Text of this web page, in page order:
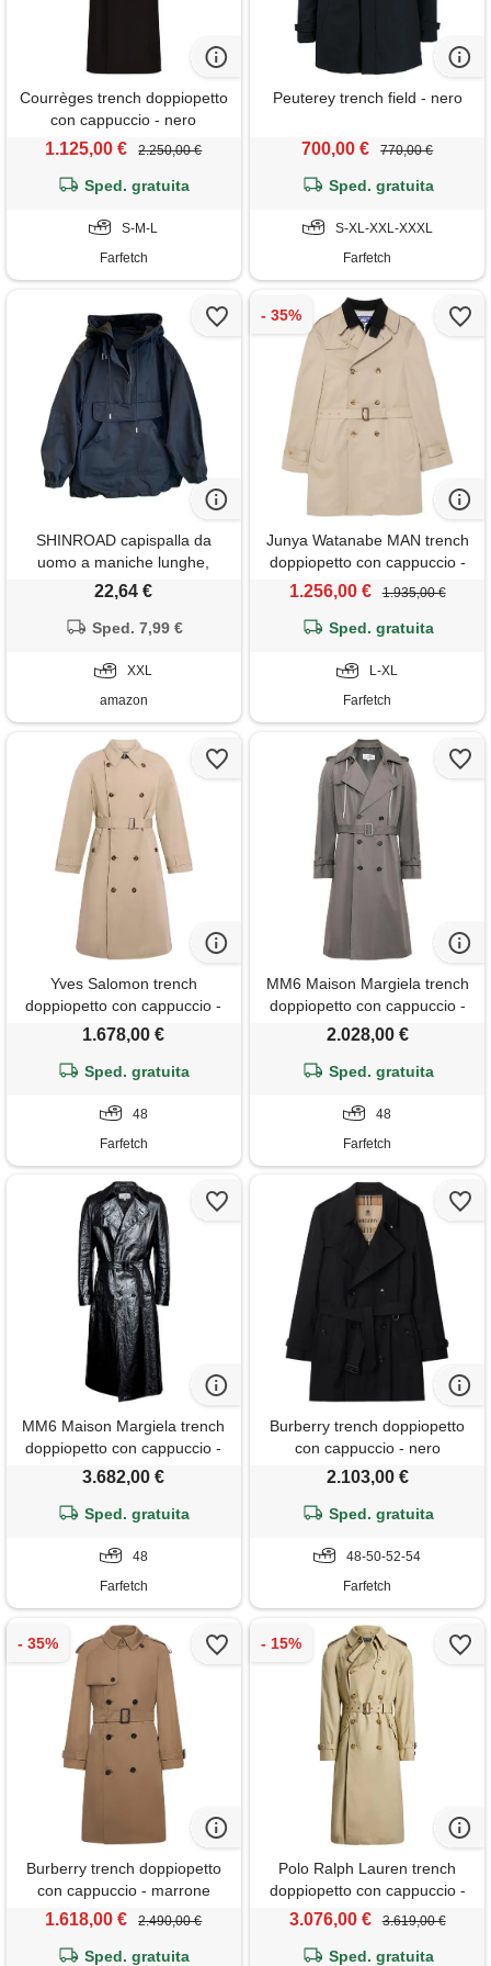
Courrèges trench doppiopetto
con cappuccio - nero
1.125,00 € 2.250,00 €
Sped. gratuita
S-M-L
Farfetch
Peuterey trench field - nero
700,00 € 770,00 €
Sped. gratuita
S-XL-XXL-XXXL
Farfetch
SHINROAD capispalla da
uomo a maniche lunghe,
trench con cappuccio, giacca
tasca a marsupio, uomo
xxl, nero , xxl
22,64 €
Sped. 7,99 €
XXL
amazon
Junya Watanabe MAN trench
doppiopetto con cappuccio -
toni neutri
1.256,00 € 1.935,00 €
Sped. gratuita
L-XL
Farfetch
Yves Salomon trench
doppiopetto con cappuccio -
toni neutri
1.678,00 €
Sped. gratuita
48
Farfetch
MM6 Maison Margiela trench
doppiopetto con cappuccio -
grigio
2.028,00 €
Sped. gratuita
48
Farfetch
MM6 Maison Margiela trench
doppiopetto con cappuccio -
nero
3.682,00 €
Sped. gratuita
48
Farfetch
Burberry trench doppiopetto
con cappuccio - nero
2.103,00 €
Sped. gratuita
48-50-52-54
Farfetch
Burberry trench doppiopetto
con cappuccio - marrone
1.618,00 € 2.490,00 €
Sped. gratuita
Polo Ralph Lauren trench
doppiopetto con cappuccio -
toni neutri
3.076,00 € 3.619,00 €
Sped. gratuita